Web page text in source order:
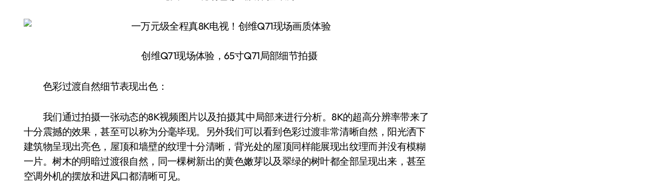
创维Q71现场体验，65寸Q71局部细节拍摄
色彩过渡自然细节表现出色：
我们通过拍摄一张动态的8K视频图片以及拍摄其中局部来进行分析。8K的超高分辨率带来了
十分震撼的效果，甚至可以称为分毫毕现。另外我们可以看到色彩过渡非常清晰自然，阳光洒下
建筑物呈现出亮色，屋顶和墙壁的纹理十分清晰，背光处的屋顶同样能展现出纹理而并没有模糊
一片。树木的明暗过渡很自然，同一棵树新出的黄色嫩芽以及翠绿的树叶都全部呈现出来，甚至
空调外机的摆放和进风口都清晰可见。